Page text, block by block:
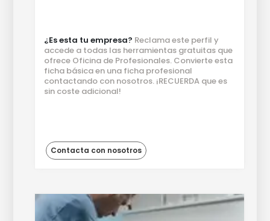
¿Es esta tu empresa? Reclama este perfil y
accede a todas las herramientas gratuitas que
ofrece Oficina de Profesionales. Convierte esta
ficha básica en una ficha profesional
contactando con nosotros. ¡RECUERDA que es
sin coste adicional!
Contacta con nosotros